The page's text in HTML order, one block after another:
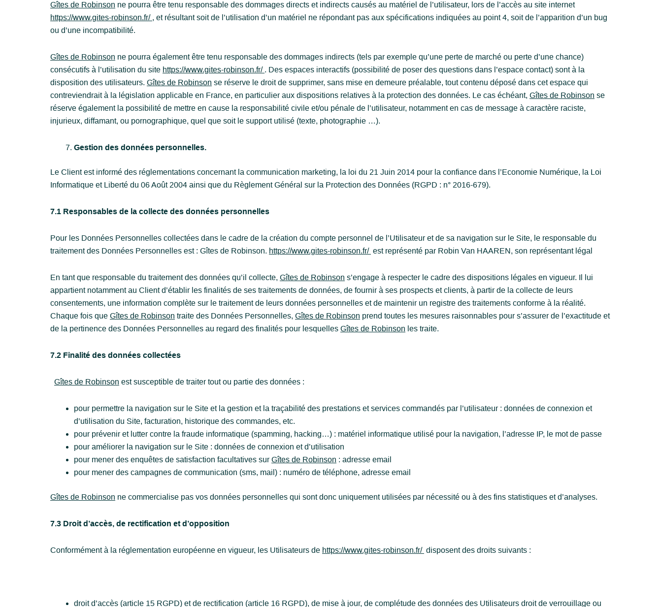
Gîtes de Robinson ne pourra être tenu responsable des dommages directs et indirects causés au matériel de l’utilisateur, lors de l’accès au site internet
https://www.gites-robinson.fr/ , et résultant soit de l’utilisation d’un matériel ne répondant pas aux spécifications indiquées au point 4, soit de l’apparition d’un bug
ou d’une incompatibilité.
Gîtes de Robinson ne pourra également être tenu responsable des dommages indirects (tels par exemple qu’une perte de marché ou perte d’une chance)
consécutifs à l’utilisation du site https://www.gites-robinson.fr/ . Des espaces interactifs (possibilité de poser des questions dans l’espace contact) sont à la
disposition des utilisateurs. Gîtes de Robinson se réserve le droit de supprimer, sans mise en demeure préalable, tout contenu déposé dans cet espace qui
contreviendrait à la législation applicable en France, en particulier aux dispositions relatives à la protection des données. Le cas échéant, Gîtes de Robinson se
réserve également la possibilité de mettre en cause la responsabilité civile et/ou pénale de l’utilisateur, notamment en cas de message à caractère raciste,
injurieux, diffamant, ou pornographique, quel que soit le support utilisé (texte, photographie …).
Gestion des données personnelles.
Le Client est informé des réglementations concernant la communication marketing, la loi du 21 Juin 2014 pour la confiance dans l’Economie Numérique, la Loi
Informatique et Liberté du 06 Août 2004 ainsi que du Règlement Général sur la Protection des Données (RGPD : n° 2016-679).
7.1 Responsables de la collecte des données personnelles
Pour les Données Personnelles collectées dans le cadre de la création du compte personnel de l’Utilisateur et de sa navigation sur le Site, le responsable du
traitement des Données Personnelles est : Gîtes de Robinson. https://www.gites-robinson.fr/ est représenté par Robin Van HAAREN, son représentant légal
En tant que responsable du traitement des données qu’il collecte, Gîtes de Robinson s’engage à respecter le cadre des dispositions légales en vigueur. Il lui
appartient notamment au Client d’établir les finalités de ses traitements de données, de fournir à ses prospects et clients, à partir de la collecte de leurs
consentements, une information complète sur le traitement de leurs données personnelles et de maintenir un registre des traitements conforme à la réalité.
Chaque fois que Gîtes de Robinson traite des Données Personnelles, Gîtes de Robinson prend toutes les mesures raisonnables pour s’assurer de l’exactitude et
de la pertinence des Données Personnelles au regard des finalités pour lesquelles Gîtes de Robinson les traite.
7.2 Finalité des données collectées
Gîtes de Robinson est susceptible de traiter tout ou partie des données :
pour permettre la navigation sur le Site et la gestion et la traçabilité des prestations et services commandés par l’utilisateur : données de connexion et
d’utilisation du Site, facturation, historique des commandes, etc.
pour prévenir et lutter contre la fraude informatique (spamming, hacking…) : matériel informatique utilisé pour la navigation, l’adresse IP, le mot de passe
pour améliorer la navigation sur le Site : données de connexion et d’utilisation
pour mener des enquêtes de satisfaction facultatives sur Gîtes de Robinson : adresse email
pour mener des campagnes de communication (sms, mail) : numéro de téléphone, adresse email
Gîtes de Robinson ne commercialise pas vos données personnelles qui sont donc uniquement utilisées par nécessité ou à des fins statistiques et d’analyses.
7.3 Droit d’accès, de rectification et d’opposition
Conformément à la réglementation européenne en vigueur, les Utilisateurs de https://www.gites-robinson.fr/ disposent des droits suivants :
droit d’accès (article 15 RGPD) et de rectification (article 16 RGPD), de mise à jour, de complétude des données des Utilisateurs droit de verrouillage ou